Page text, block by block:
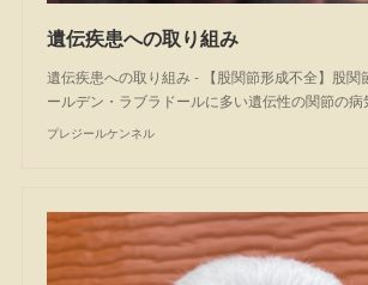
遺伝疾患への取り組み
遺伝疾患への取り組み - 【股関節形成不全】股関
ールデン・ラブラドールに多い遺伝性の関節の病
プレジールケンネル